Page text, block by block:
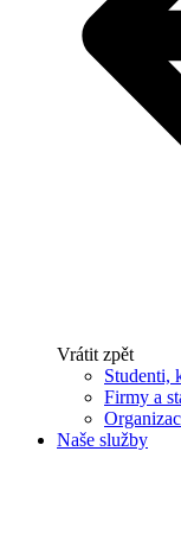
Vrátit zpět
Studenti,
Firmy a
Naše služby